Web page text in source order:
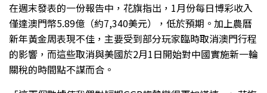
在週末發表的一份報告中，花旗指出，1月份每日博彩收入
僅達澳門幣5.89億（約7,340美元），低於預期。加上農曆
新年黃金周表現不佳，主要受到部分玩家臨時取消澳門行程
的影響，而這些取消與美國於2月1日開始對中國實施新一輪
關稅的時間點不謀而合。